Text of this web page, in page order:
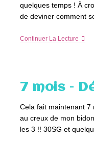
quelques temps ! À
de deviner comment
Continuer La Lecture Mon
Avec
Des
7 mois –
Cela fait maintenant 7
au creux de mon
les 3 !! 30SG et